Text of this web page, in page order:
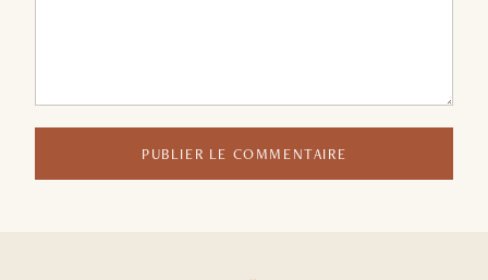
PUBLIER LE COMMENTAIRE